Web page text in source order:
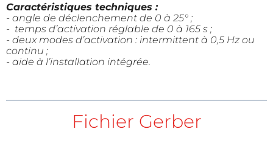
Caractéristiques techniques :
- angle de déclenchement de 0 à 25° ;
- temps d’activation réglable de 0 à 165 s ;
- deux modes d’activation : intermittent à 0,5 Hz ou
continu ;
- aide à l’installation intégrée.
Fichier Gerber